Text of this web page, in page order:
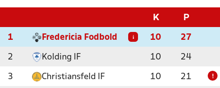
K P
1 Fredericia Fodbold i 10 27
2 Kolding IF 10 24
3 Christiansfeld IF 10 21 !